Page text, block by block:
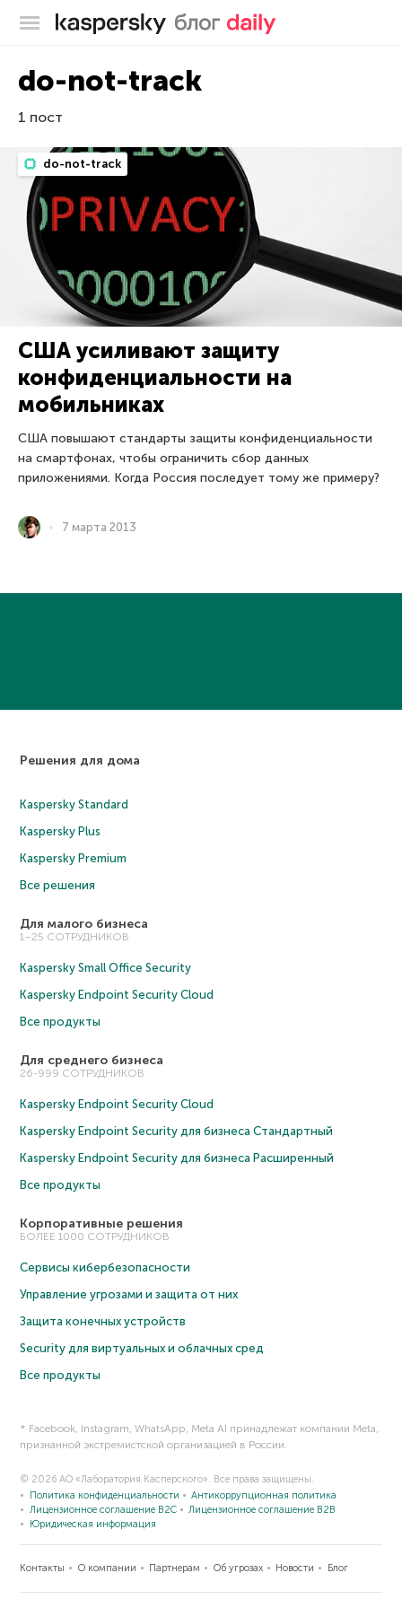
Блог Касперского
do-not-track
1 пост
do-not-track
США усиливают защиту
конфиденциальности на
мобильниках
США повышают стандарты защиты конфиденциальности
на смартфонах, чтобы ограничить сбор данных
приложениями. Когда Россия последует тому же примеру?
7 марта 2013
Решения для дома
Kaspersky Standard
Kaspersky Plus
Kaspersky Premium
Все решения
Для малого бизнеса
1–25 СОТРУДНИКОВ
Kaspersky Small Office Security
Kaspersky Endpoint Security Cloud
Все продукты
Для среднего бизнеса
26-999 СОТРУДНИКОВ
Kaspersky Endpoint Security Cloud
Kaspersky Endpoint Security для бизнеса Cтандартный
Kaspersky Endpoint Security для бизнеса Расширенный
Все продукты
Корпоративные решения
БОЛЕЕ 1000 СОТРУДНИКОВ
Сервисы кибербезопасности
Управление угрозами и защита от них
Защита конечных устройств
Security для виртуальных и облачных сред
Все продукты
* Facebook, Instagram, WhatsApp, Meta AI принадлежат компании Meta,
признанной экстремистской организацией в России.
© 2026 АО «Лаборатория Касперского». Все права защищены.
Политика конфиденциальности
Антикоррупционная политика
Лицензионное соглашение B2C
Лицензионное соглашение B2B
Юридическая информация
Контакты О компании Партнерам Об угрозах Новости Блог